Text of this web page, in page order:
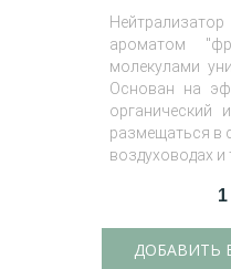
ароматом
молекулами
Основан на
органический
размещаться в
воздуховодах и
ДОБАВИТЬ